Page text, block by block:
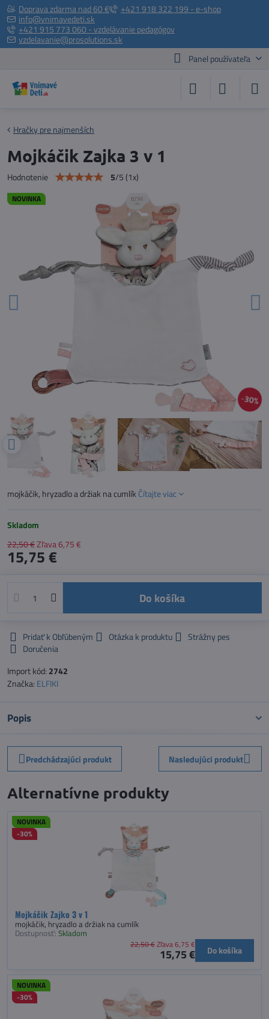
Doprava zdarma nad 60 €
+421 918 322 199 - e-shop
info@vnimavedeti.sk
+421 915 773 060 - vzdelávanie pedagógov
vzdelavanie@prosolutions.sk
Panel používateľa
NOVINKA
30%
Hračky pre najmenších
Mojkáčik Zajka 3 v 1
Hodnotenie 5/5(1x)
mojkáčik, hryzadlo a držiak na cumlík Čítajte viac
Skladom
22,50 €Zľava6,75 €
15,75 €
Do košíka
Pridať k Obľúbeným Otázka k produktu
Strážny pes
Doručenia
Import kód: 2742
Značka: ELFIKI
Popis
Predchádzajúci produkt Nasledujúci produkt
Alternatívne produkty
Mojkáčik Zajko 3 v 1
NOVINKA
-30%
mojkáčik, hryzadlo a držiak na cumlík
Dostupnosť: Skladom
15,75 €
22,50 €Zľava 6,75 € Do košíka
NOVINKA
-30%